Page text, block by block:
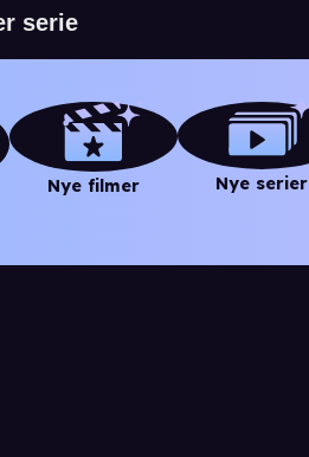
Nye filmer Nye serier